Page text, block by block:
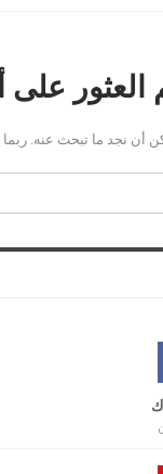
العثور
أن نجد ما تبحث عنه.